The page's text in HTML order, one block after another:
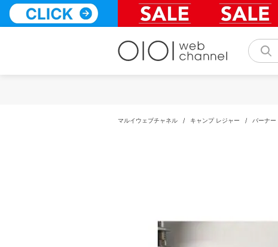
テ
マルイウェブチャネル / キャンプ レジャー / バーナー